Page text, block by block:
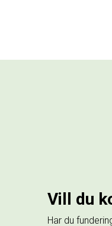
Vill du
Har du